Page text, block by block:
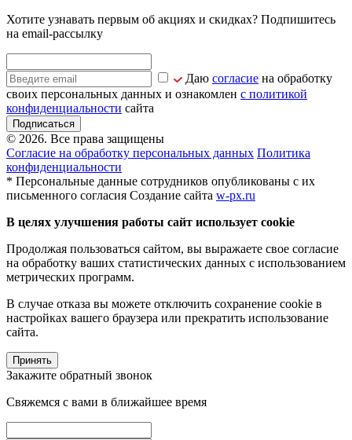
Хотите узнавать первым об акциях и скидках? Подпишитесь
на email-рассылку
Даю согласие на обработку
своих персональных данных и ознакомлен с политикой
конфиденциальности сайта
Подписаться
© 2026. Все права защищены
Согласие на обработку персональных данных Политика
конфиденциальности
* Персональные данные сотрудников опубликованы с их
письменного согласия Создание сайта w-px.ru
В целях улучшения работы сайт использует cookie
Продолжая пользоваться сайтом, вы выражаете свое согласие
на обработку ваших статистических данных с использованием
метрических программ.
В случае отказа вы можете отключить сохранение cookie в
настройках вашего браузера или прекратить использование
сайта.
Принять
Закажите обратный звонок
Свяжемся с вами в ближайшее время